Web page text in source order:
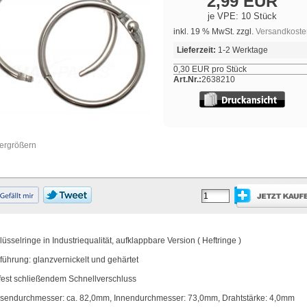
je VPE: 10 Stück
inkl. 19 % MwSt. zzgl.
Lieferzeit: 1-2 Werktage
0,30 EUR pro Stück
Art.Nr.:2638210
in Industriequalität, aufklappbare Version ( Heftringe )
glanzvernickelt und gehärtet
schließendem Schnellverschluss
ca. 82,0mm, Innendurchmesser: 73,0mm, Drahtstärke: 4,0mm